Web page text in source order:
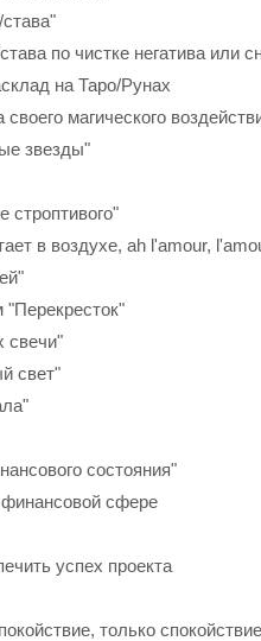
по чистке негатива или
на Таро/Рунах
магического
звезды"
строптивого"
в воздухе, ah l'amour,
"Перекресток"
свечи"
свет"
состояния"
финансовой сфере
успех проекта
только